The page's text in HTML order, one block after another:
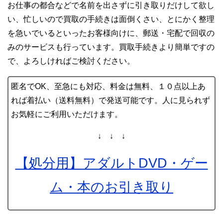
お仕事の都合などで名前を出さずに引き取りだけして欲し
い、忙しいので買取の手続きは面倒くさい、とにかく整理
を急いでいるといったお客様向けに、郵送・宅配で回収の
みのサービスも行っています。買取手続きより簡単ですの
で、よろしければご検討ください。
匿名でOK、至急にも対応、料金は無料、１０点以上あ
れば着払い（送料無料）で発送可能です。人に見られず
お気軽にご利用いただけます。
↓ ↓ ↓
【処分用】アダルトDVD・ゲー
ム・本のお引き取り